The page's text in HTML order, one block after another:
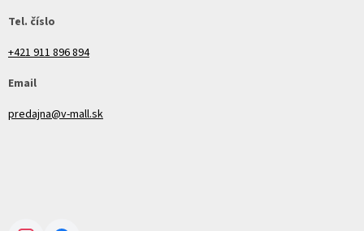
Tel. číslo
+421 911 896 894
Email
predajna@v-mall.sk